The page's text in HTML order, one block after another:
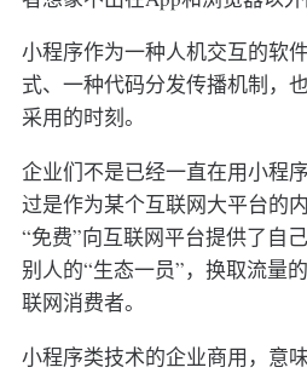
小程序作为一种人机交互的软
式、一种代码分发传播机制，
采用的时刻。
企业们不是已经一直在用小程
过是作为某个互联网大平台的
“免费”向互联网平台提供了自
别人的“生态一员”，换取流量
联网消费者。
小程序类技术的企业商用，意